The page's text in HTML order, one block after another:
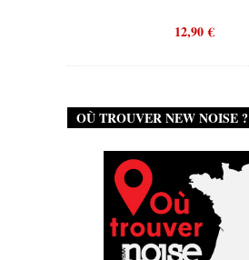
12,90€
OÙ TROUVER NEW NOISE ?